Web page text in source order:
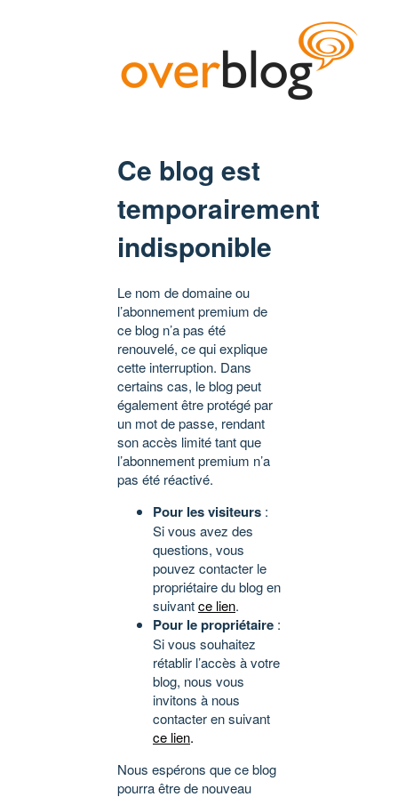
Ce blog est
temporairement
indisponible
Le nom de domaine ou
l’abonnement premium de
ce blog n’a pas été
renouvelé, ce qui explique
cette interruption. Dans
certains cas, le blog peut
également être protégé par
un mot de passe, rendant
son accès limité tant que
l’abonnement premium n’a
pas été réactivé.
Pour les visiteurs :
Si vous avez des
questions, vous
pouvez contacter le
propriétaire du blog en
suivantce lien.
Pour le propriétaire :
Si vous souhaitez
rétablir l’accès à votre
blog, nous vous
invitons à nous
contacter en suivant
ce lien.
Nous espérons que ce blog
pourra être de nouveau